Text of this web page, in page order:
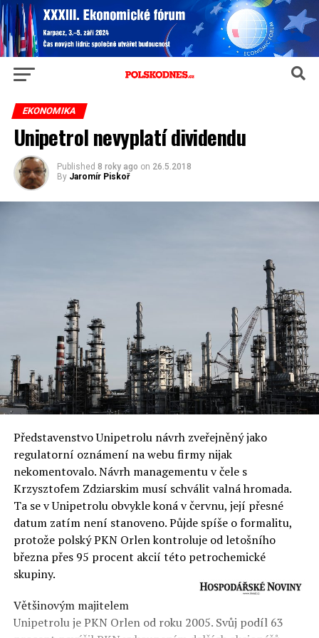
EKONOMIKA
Unipetrol nevyplatí dividendu
Published 8 roky ago on 26.5.2018
By Jaromír Piskoř
Představenstvo Unipetrolu návrh zveřejněný jako
regulatorní oznámení na webu firmy nijak
nekomentovalo. Návrh managementu v čele s
Krzysztofem Zdziarskim musí schválit valná hromada.
Ta se v Unipetrolu obvykle koná v červnu, její přesné
datum zatím není stanoveno. Půjde spíše o formalitu,
protože polský PKN Orlen kontroluje od letošního
března přes 95 procent akcií této petrochemické
skupiny.
Většinovým majitelem
Unipetrolu je PKN Orlen od roku 2005. Svůj podíl 63